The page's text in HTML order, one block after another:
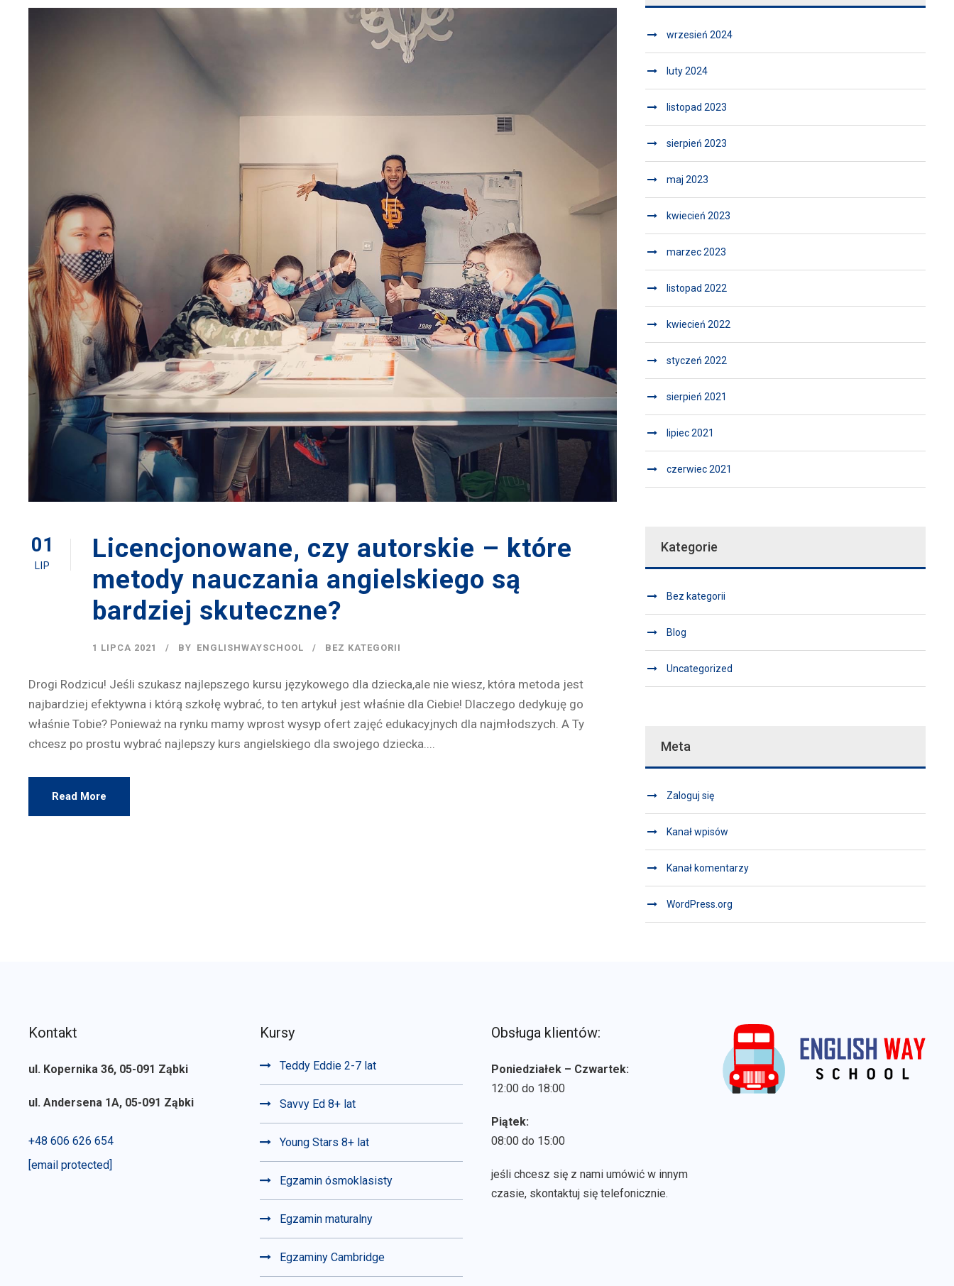
01
LIP
Licencjonowane, czy autorskie – które
metody nauczania angielskiego są
bardziej skuteczne?
1 LIPCA 2021 BY ENGLISHWAYSCHOOL BEZ KATEGORII
Drogi Rodzicu! Jeśli szukasz najlepszego kursu językowego dla dziecka,ale nie wiesz, która metoda jest
najbardziej efektywna i którą szkołę wybrać, to ten artykuł jest właśnie dla Ciebie! Dlaczego dedykuję go
właśnie Tobie? Ponieważ na rynku mamy wprost wysyp ofert zajęć edukacyjnych dla najmłodszych. A Ty
chcesz po prostu wybrać najlepszy kurs angielskiego dla swojego dziecka....
Read More
wrzesień 2024
luty 2024
listopad 2023
sierpień 2023
maj 2023
kwiecień 2023
marzec 2023
listopad 2022
kwiecień 2022
styczeń 2022
sierpień 2021
lipiec 2021
czerwiec 2021
Kategorie
Bez kategorii
Blog
Uncategorized
Meta
Zaloguj się
Kanał wpisów
Kanał komentarzy
WordPress.org
Kontakt
ul. Kopernika 36, 05-091 Ząbki
ul. Andersena 1A, 05-091 Ząbki
+48 606 626 654
[email protected]
Kursy
Teddy Eddie 2-7 lat
Savvy Ed 8+ lat
Young Stars 8+ lat
Egzamin ósmoklasisty
Egzamin maturalny
Egzaminy Cambridge
Obsługa klientów:
Poniedziałek – Czwartek:
12:00 do 18:00
Piątek:
08:00 do 15:00
jeśli chcesz się z nami umówić w innym
czasie, skontaktuj się telefonicznie.